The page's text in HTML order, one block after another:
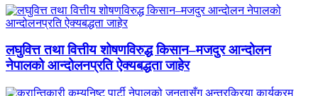
लघुवित्त तथा वित्तीय शोषणविरुद्ध किसान–मजदुर आन्दोलन
नेपालको आन्दोलनप्रति ऐक्यबद्धता जाहेर